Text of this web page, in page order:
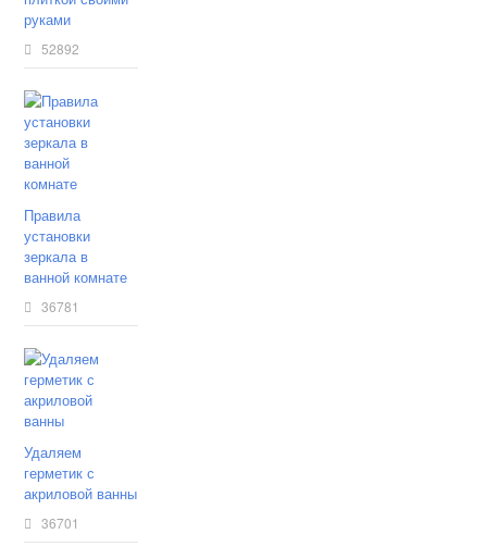
руками
52892
Правила
установки
зеркала в
ванной комнате
36781
Удаляем
герметик с
акриловой ванны
36701